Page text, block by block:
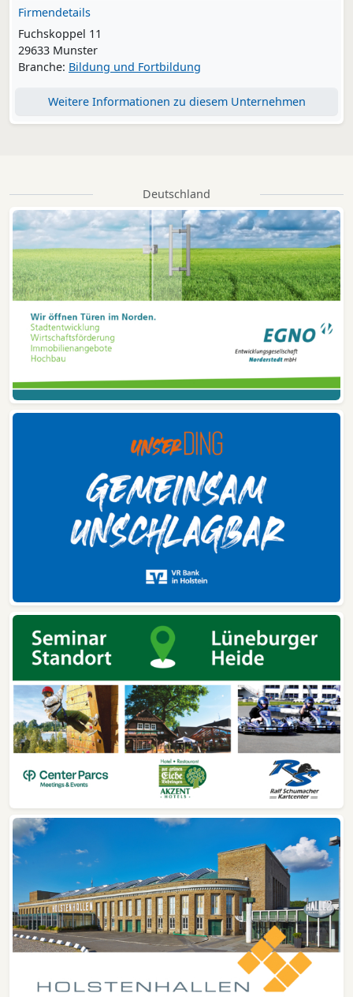
Firmendetails
Fuchskoppel 11
29633 Munster
Branche: Bildung und Fortbildung
Weitere Informationen zu diesem Unternehmen
Deutschland